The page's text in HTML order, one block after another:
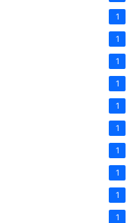
1
1
1
1
1
1
1
1
1
1